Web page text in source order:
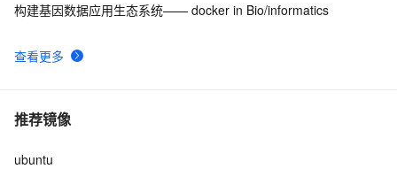
查看更多
构建基因数据应用生态系统—— docker in Bio/informatics
推荐镜像
ubuntu